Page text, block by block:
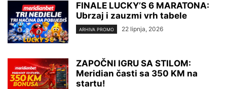
FINALE LUCKY’S 6 MARATONA:
Ubrzaj i zauzmi vrh tabele
ARHIVA PROMO 22 lipnja, 2026
ZAPOČNI IGRU SA STILOM:
Meridian časti sa 350 KM na
startu!